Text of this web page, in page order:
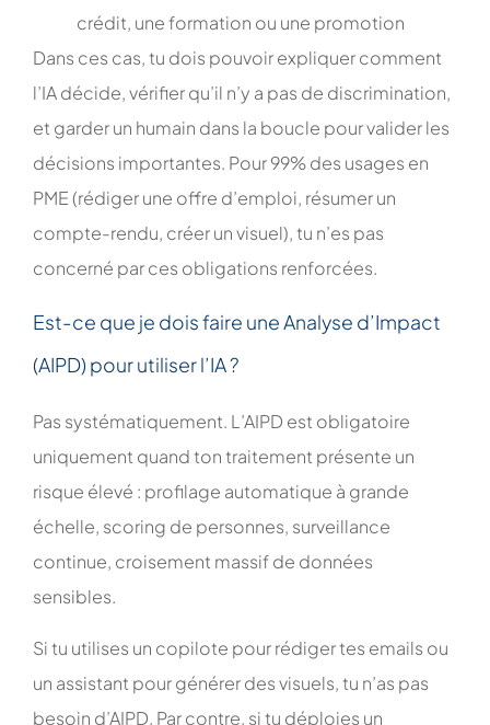
crédit, une formation ou une promotion
Dans ces cas, tu dois pouvoir expliquer comment
l’IA décide, vérifier qu’il n’y a pas de discrimination,
et garder un humain dans la boucle pour valider les
décisions importantes. Pour 99% des usages en
PME (rédiger une offre d’emploi, résumer un
compte-rendu, créer un visuel), tu n’es pas
concerné par ces obligations renforcées.
Est-ce que je dois faire une Analyse d’Impact
(AIPD) pour utiliser l’IA ?
Pas systématiquement. L’AIPD est obligatoire
uniquement quand ton traitement présente un
risque élevé : profilage automatique à grande
échelle, scoring de personnes, surveillance
continue, croisement massif de données
sensibles.
Si tu utilises un copilote pour rédiger tes emails ou
un assistant pour générer des visuels, tu n’as pas
besoin d’AIPD. Par contre, si tu déploies un